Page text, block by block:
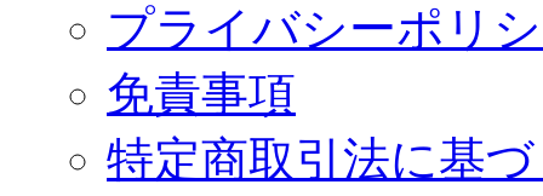
プライバシーポリ
免責事項
特定商取引法に基